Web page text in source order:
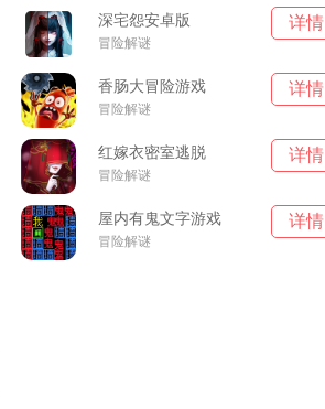
深宅怨安卓版
冒险解谜
详情
香肠大冒险游戏
冒险解谜
详情
红嫁衣密室逃脱
冒险解谜
详情
屋内有鬼文字游戏
冒险解谜
详情